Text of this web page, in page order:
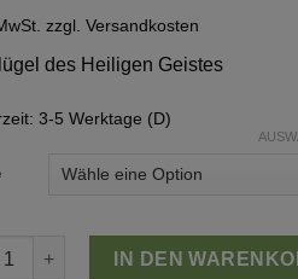
zzgl. Versandkosten
des Heiligen Geistes
3-5 Werktage (D)
Stern MengeIN DEN